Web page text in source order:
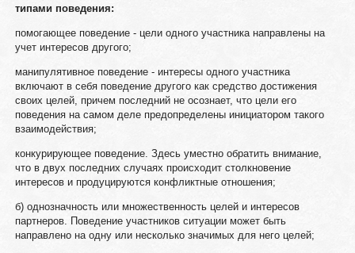
типами поведения:
помогающее поведение - цели одного участника направлены на
учет интересов другого;
манипулятивное поведение - интересы одного участника
включают в себя поведение другого как средство достижения
своих целей, причем последний не осознает, что цели его
поведения на самом деле предопределены инициатором такого
взаимодействия;
конкурирующее поведение. Здесь уместно обратить внимание,
что в двух последних случаях происходит столкновение
интересов и продуцируются конфликтные отношения;
б) однозначность или множественность целей и интересов
партнеров. Поведение участников ситуации может быть
направлено на одну или несколько значимых для него целей;